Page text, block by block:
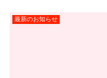
最新のお知らせ